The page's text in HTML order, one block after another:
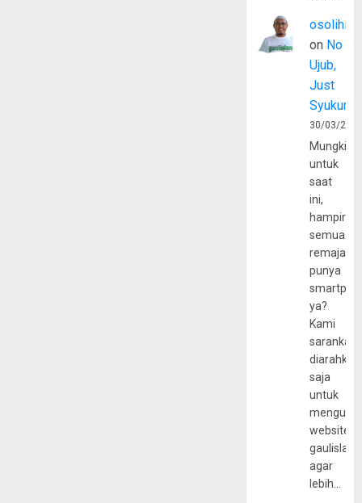
osolihin
on No
Ujub,
Just
Syukur
30/03/
Mungkin
untuk
saat
ini,
hampir
semua
remaja
punya
ya?
Kami
sarankan,
diarahkan
saja
untuk
website
agar
lebih…